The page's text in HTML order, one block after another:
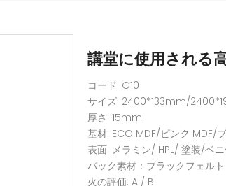
講堂に使用される
コード: G10
サイズ: 2400*133mm/
厚さ: 15mm
基材: ECO MDF/ピンク MDF/
表面: メラミン/ HPL/ 塗装/ベ
バック素材：ブラックフェルト
火の評価: A / B